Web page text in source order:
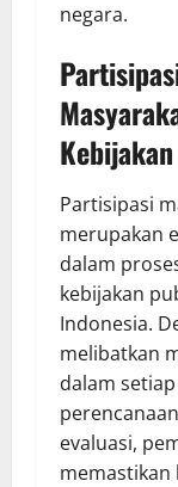
negara.
Partisipasi
merupakan
dalam
kebijakan
Indonesia.
melibatkan
dalam
evaluasi,
memastikan